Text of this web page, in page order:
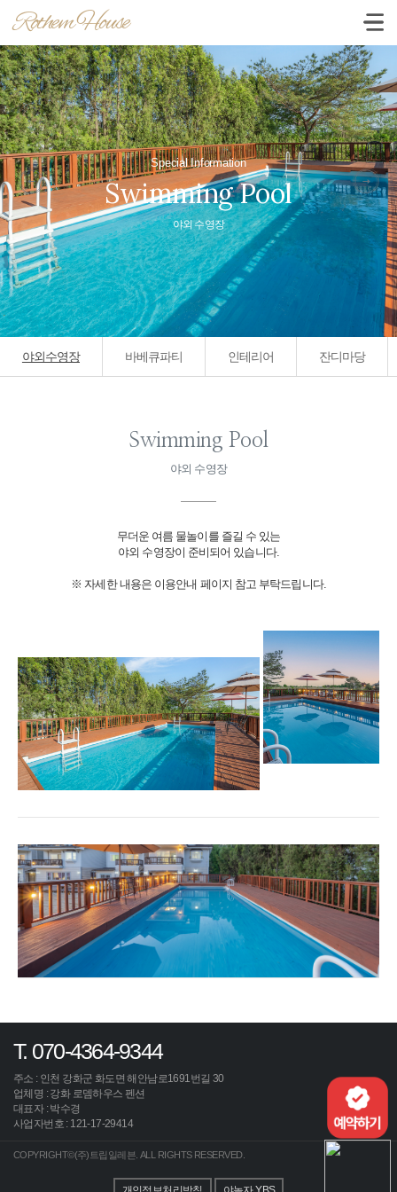
Rothem House
Special Information
Swimming Pool
야외 수영장
야외수영장 바베큐파티 인테리어 잔디마당
Swimming Pool
야외 수영장
무더운 여름 물놀이를 즐길 수 있는
야외 수영장이 준비되어 있습니다.
※ 자세한 내용은 이용안내 페이지 참고 부탁드립니다.
T. 070-4364-9344
주소 : 인천 강화군 화도면 해안남로1691번길 30
업체명 : 강화 로뎀하우스 펜션
대표자 : 박수경
사업자번호 : 121-17-29414
COPYRIGHT©(주)트립일레븐. ALL RIGHTS RESERVED.